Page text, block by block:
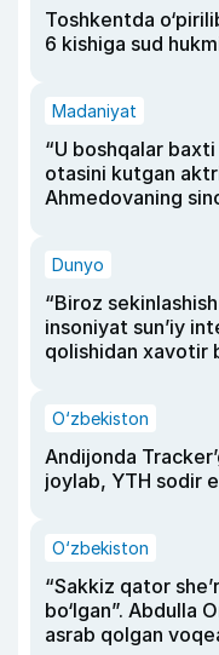
Toshkentda
6 kishiga sud
Madaniyat
“U boshqalar
otasini kutgan
Ahmedovaning
Dunyo
“Biroz
insoniyat sun’iy
qolishidan xavotir
O‘zbekiston
Andijonda
joylab, YTH sodir
O‘zbekiston
“Sakkiz qator
bo‘lgan”. Abdulla
asrab qolgan